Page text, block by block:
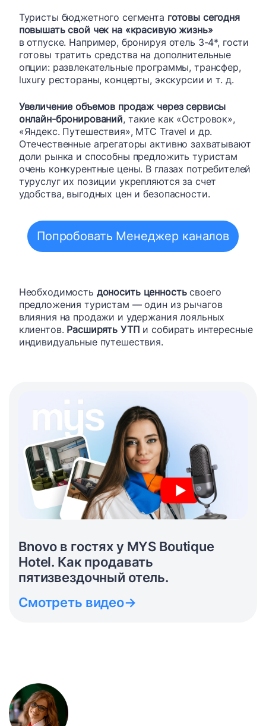
Туристы бюджетного сегмента готовы сегодня
повышать свой чек на «красивую жизнь»
в отпуске. Например, бронируя отель 3-4*, гости
готовы тратить средства на дополнительные
опции: развлекательные программы, трансфер,
luxury рестораны, концерты, экскурсии и т. д.
Увеличение объемов продаж через сервисы
онлайн-бронирований, такие как «Островок»,
«Яндекс. Путешествия», МТС Travel и др.
Отечественные агрегаторы активно захватывают
доли рынка и способны предложить туристам
очень конкурентные цены. В глазах потребителей
туруслуг их позиции укрепляются за счет
удобства, выгодных цен и безопасности.
Попробовать Менеджер каналов
Необходимость доносить ценностьсвоего
предложения туристам — один из рычагов
влияния на продажи и удержания лояльных
клиентов. Расширять УТП и собирать интересные
индивидуальные путешествия.
Bnovo в гостях у MYS Boutique
Hotel. Как продавать
пятизвездочный отель.
Смотреть видео→